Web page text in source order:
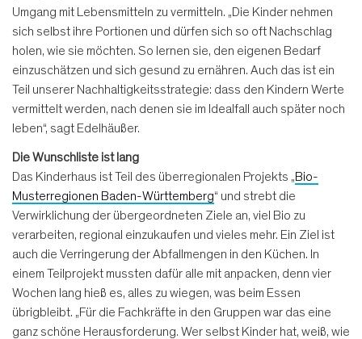
Umgang mit Lebensmitteln zu vermitteln. „Die Kinder nehmen
sich selbst ihre Portionen und dürfen sich so oft Nachschlag
holen, wie sie möchten. So lernen sie, den eigenen Bedarf
einzuschätzen und sich gesund zu ernähren. Auch das ist ein
Teil unserer Nachhaltigkeitsstrategie: dass den Kindern Werte
vermittelt werden, nach denen sie im Idealfall auch später noch
leben“, sagt Edelhäußer.
Die Wunschliste ist lang
Das Kinderhaus ist Teil des überregionalen Projekts „Bio-
Musterregionen Baden-Württemberg“ und strebt die
Verwirklichung der übergeordneten Ziele an, viel Bio zu
verarbeiten, regional einzukaufen und vieles mehr. Ein Ziel ist
auch die Verringerung der Abfallmengen in den Küchen. In
einem Teilprojekt mussten dafür alle mit anpacken, denn vier
Wochen lang hieß es, alles zu wiegen, was beim Essen
übrigbleibt. „Für die Fachkräfte in den Gruppen war das eine
ganz schöne Herausforderung. Wer selbst Kinder hat, weiß, wie